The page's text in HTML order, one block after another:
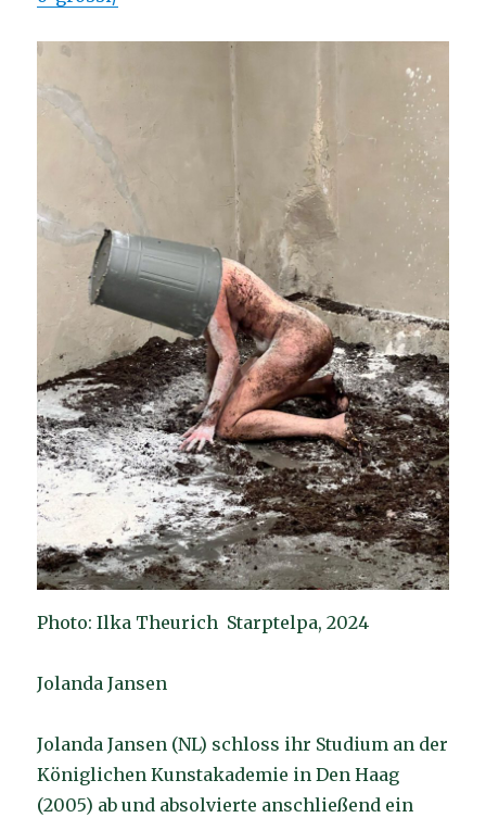
Photo: Ilka Theurich Starptelpa, 2024
Jolanda Jansen
Jolanda Jansen (NL) schloss ihr Studium an der
Königlichen Kunstakademie in Den Haag
(2005) ab und absolvierte anschließend ein